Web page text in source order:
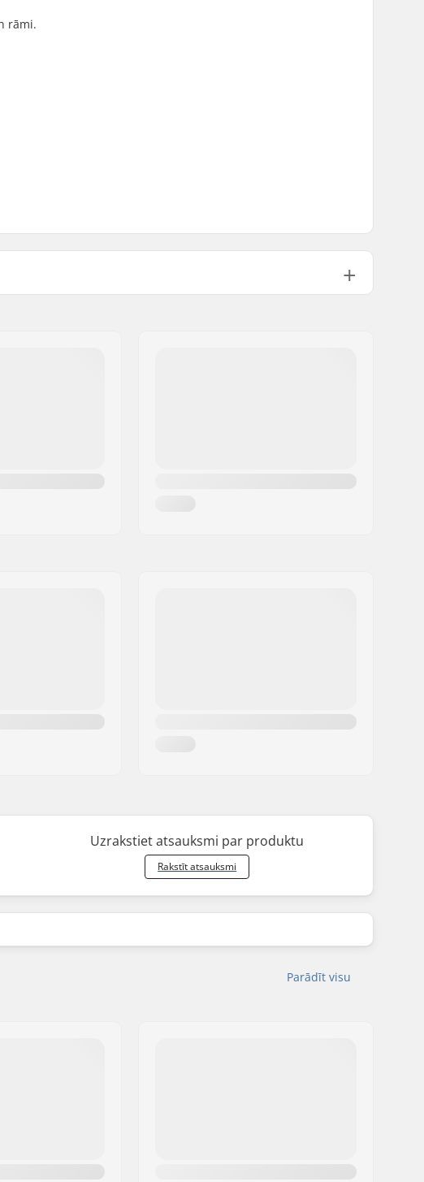
rāmi.
Uzrakstiet atsauksmi par produktu
Rakstīt atsauksmi
Parādīt visu